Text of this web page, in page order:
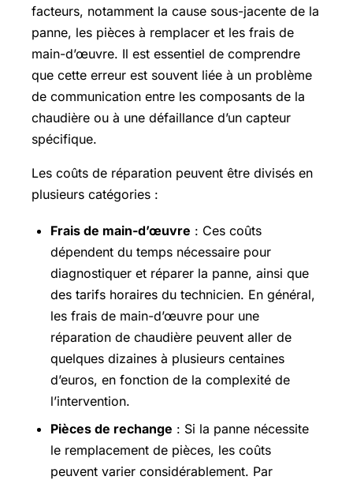
facteurs, notamment la cause sous-jacente de la
panne, les pièces à remplacer et les frais de
main-d’œuvre. Il est essentiel de comprendre
que cette erreur est souvent liée à un problème
de communication entre les composants de la
chaudière ou à une défaillance d’un capteur
spécifique.
Les coûts de réparation peuvent être divisés en
plusieurs catégories :
Frais de main-d’œuvre : Ces coûts
dépendent du temps nécessaire pour
diagnostiquer et réparer la panne, ainsi que
des tarifs horaires du technicien. En général,
les frais de main-d’œuvre pour une
réparation de chaudière peuvent aller de
quelques dizaines à plusieurs centaines
d’euros, en fonction de la complexité de
l’intervention.
Pièces de rechange : Si la panne nécessite
le remplacement de pièces, les coûts
peuvent varier considérablement. Par